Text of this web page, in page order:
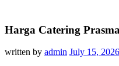
Harga Catering
written by admin July 15, 2026